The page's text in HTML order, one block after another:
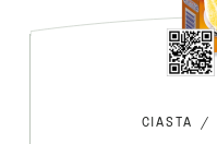
CIASTA /